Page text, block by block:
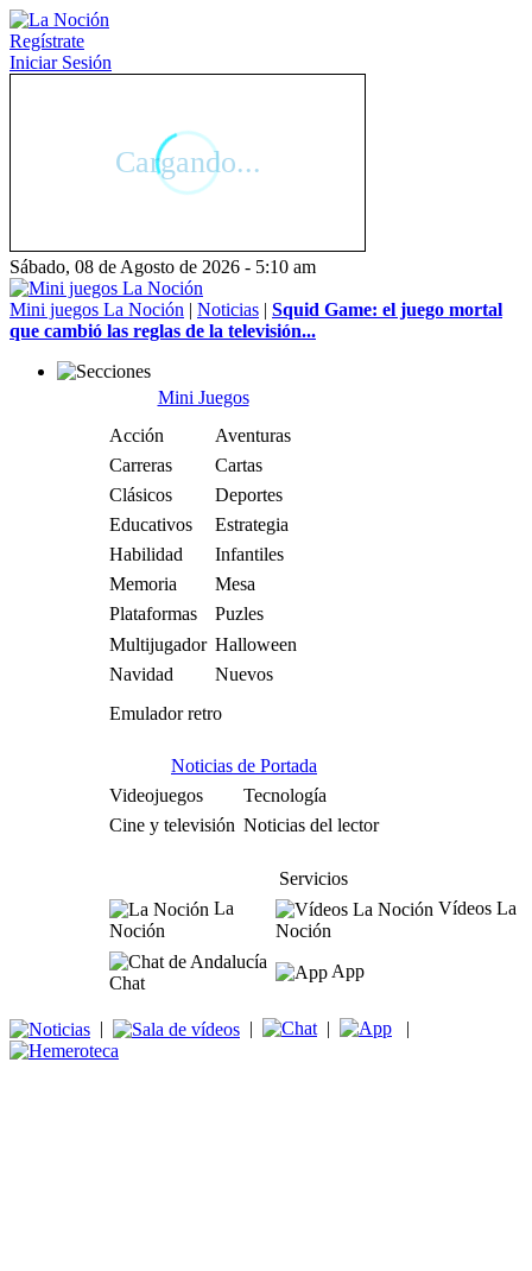
Regístrate
Iniciar Sesión
Sábado, 08 de Agosto de 2026 - 5:10 am
Mini juegos La Noción | Noticias | Squid Game: el juego mortal
que cambió las reglas de la televisión...
Mini Juegos
Acción
Aventuras
Carreras
Cartas
Clásicos
Deportes
Educativos
Estrategia
Habilidad
Infantiles
Memoria
Mesa
Plataformas
Puzles
Multijugador Halloween
Navidad
Nuevos
Emulador retro
Noticias de Portada
Videojuegos
Tecnología
Cine y televisión Noticias del lector
Servicios
La
Noción
Vídeos La
Noción
Chat
App
| | | |